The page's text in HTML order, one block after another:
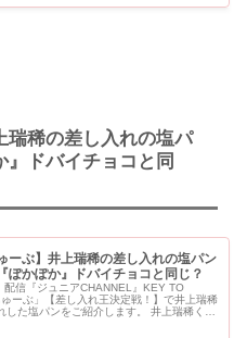
瑞稀の差し入れの塩パ
』ドバイチョコと同
ーぶ】井上瑞稀の差し入れの塩パン
ぽかぽか』ドバイチョコと同じ？
配信『ジュニアCHANNEL』KEY TO
ーぶ」【差し入れ王決定戦！】で井上瑞稀
塩パンをご紹介します。 井上瑞稀くん